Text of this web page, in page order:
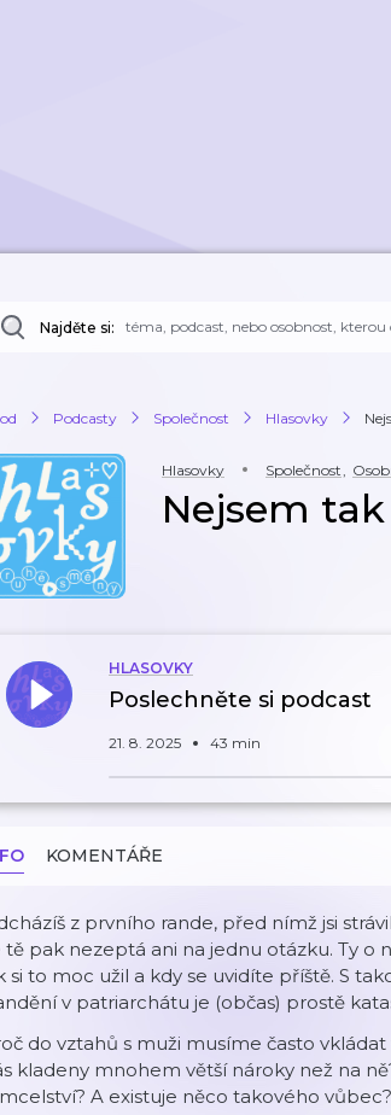
Najděte si:
Podcasty Společnost Hlasovky
Hlasovky Společnost,
Nejsem
HLASOVKY
Poslechněte si podcast
21. 8. 2025 43 min
KOMENTÁŘE
z prvního rande, před nímž jsi
tě pak nezeptá ani na jednu otázku. Ty o
si to moc užil a kdy se uvidíte příště. S
v patriarchátu je (občas) prostě
do vztahů s muži musíme často
kladeny mnohem větší nároky než na
A existuje něco takového vůbec?